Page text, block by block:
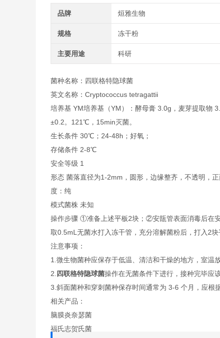
品牌 烜雅生物
规格 冻干粉
主要用途 科研
菌种名称：四联格特隐球菌
英文名称：Cryptococcus tetragattii
培养基 YM培养基（YM）：酵母膏 3.0g，麦芽提取物
±0.2。121℃，15min灭菌。
生长条件 30℃；24-48h；好氧；
存储条件 2-8℃
安全等级 1
形态 菌落直径为1-2mm，圆形，边缘整齐，不透明，
度：纯
模式菌株 未知
操作步骤 ①准备上述平板2块；②安瓿管表面消毒后在
取0.5mL无菌水打入冻干管，充分溶解菌粉后，打入2
注意事项：
1.微生物菌种应保存于低温、清洁和干燥的地方，室温
2. 四联格特隐球菌操作在无菌条件下进行，接种完毕应
3.斜面菌种和穿刺菌种保存时间通常为 3-6 个月，应
相关产品：
脑膜炎奈瑟菌
福氏志贺氏菌